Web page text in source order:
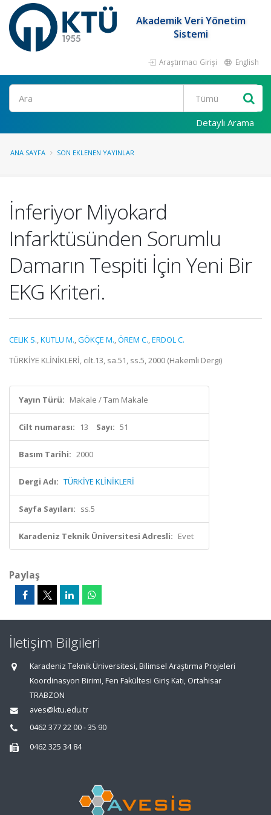
Akademik Veri Yönetim
Sistemi
Araştırmacı Girişi English
Ara
Detaylı Arama
ANA SAYFA SON EKLENEN YAYINLAR
İnferiyor Miyokard
Infarktüsünden Sorumlu
Damarın Tespiti İçin Yeni Bir
EKG Kriteri.
CELIK S.,KUTLU M.,GÖKÇE M.,ÖREM C.,ERDOL C.
TÜRKİYE KLİNİKLERİ, cilt.13, sa.51, ss.5, 2000 (Hakemli Dergi)
Yayın Türü: Makale / Tam Makale
Cilt numarası: 13 Sayı: 51
Basım Tarihi: 2000
Dergi Adı: TÜRKİYE KLİNİKLERİ
Sayfa Sayıları: ss.5
Karadeniz Teknik Üniversitesi Adresli: Evet
Paylaş
İletişim Bilgileri
Karadeniz Teknik Üniversitesi, Bilimsel Araştırma Projeleri
Koordinasyon Birimi, Fen Fakültesi Giriş Katı, Ortahisar
TRABZON
aves@ktu.edu.tr
0462 377 22 00 - 35 90
0462 325 34 84